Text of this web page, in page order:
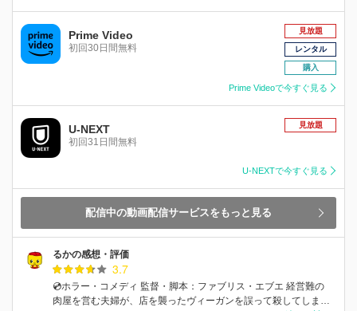
Prime Video
初回30日間無料
見放題
レンタル
購入
Prime Videoで今すぐ見る
U-NEXT
初回31日間無料
見放題
U-NEXTで今すぐ見る
配信中の動画配信サービスをもっと見る
るかの感想・評価
3.7
💿ホラー・コメディ 監督・脚本：ファブリス・エブエ 経営難の
肉屋を営む夫婦が、店を襲ったヴィーガンを誤って殺してしま…